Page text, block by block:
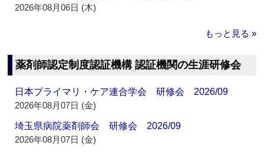
2026年08月06日 (木)
もっと見る »
薬剤師認定制度認証機構 認証機関の生涯研修会
日本プライマリ・ケア連合学会 研修会 2026/09
2026年08月07日 (金)
埼玉県病院薬剤師会 研修会 2026/09
2026年08月07日 (金)